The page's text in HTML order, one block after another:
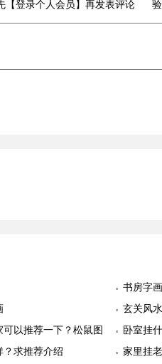
【登录个人会员 】再发表评论 验
书房字
玄关风
以推荐一下？松鼠图
卧室挂
幅
？求推荐介绍 家里挂